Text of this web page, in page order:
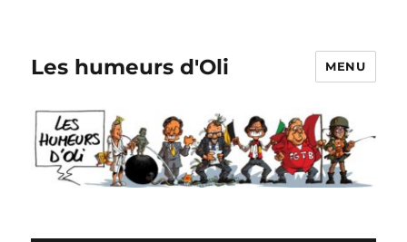
Les humeurs d'Oli MENU